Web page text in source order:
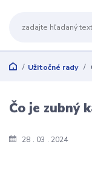
Užitočné rady
28 03 2024
Čo je zubný